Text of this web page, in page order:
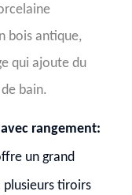
bois antique,
qui ajoute du
bain.
rangement:
un grand
plusieurs tiroirs